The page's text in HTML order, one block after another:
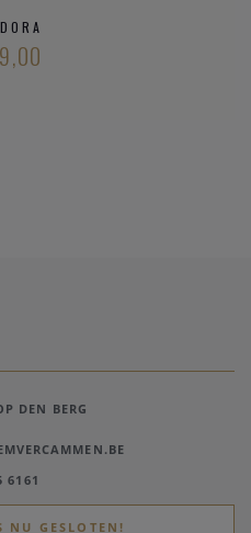
DEN BERG
6161
NU GESLOTEN!